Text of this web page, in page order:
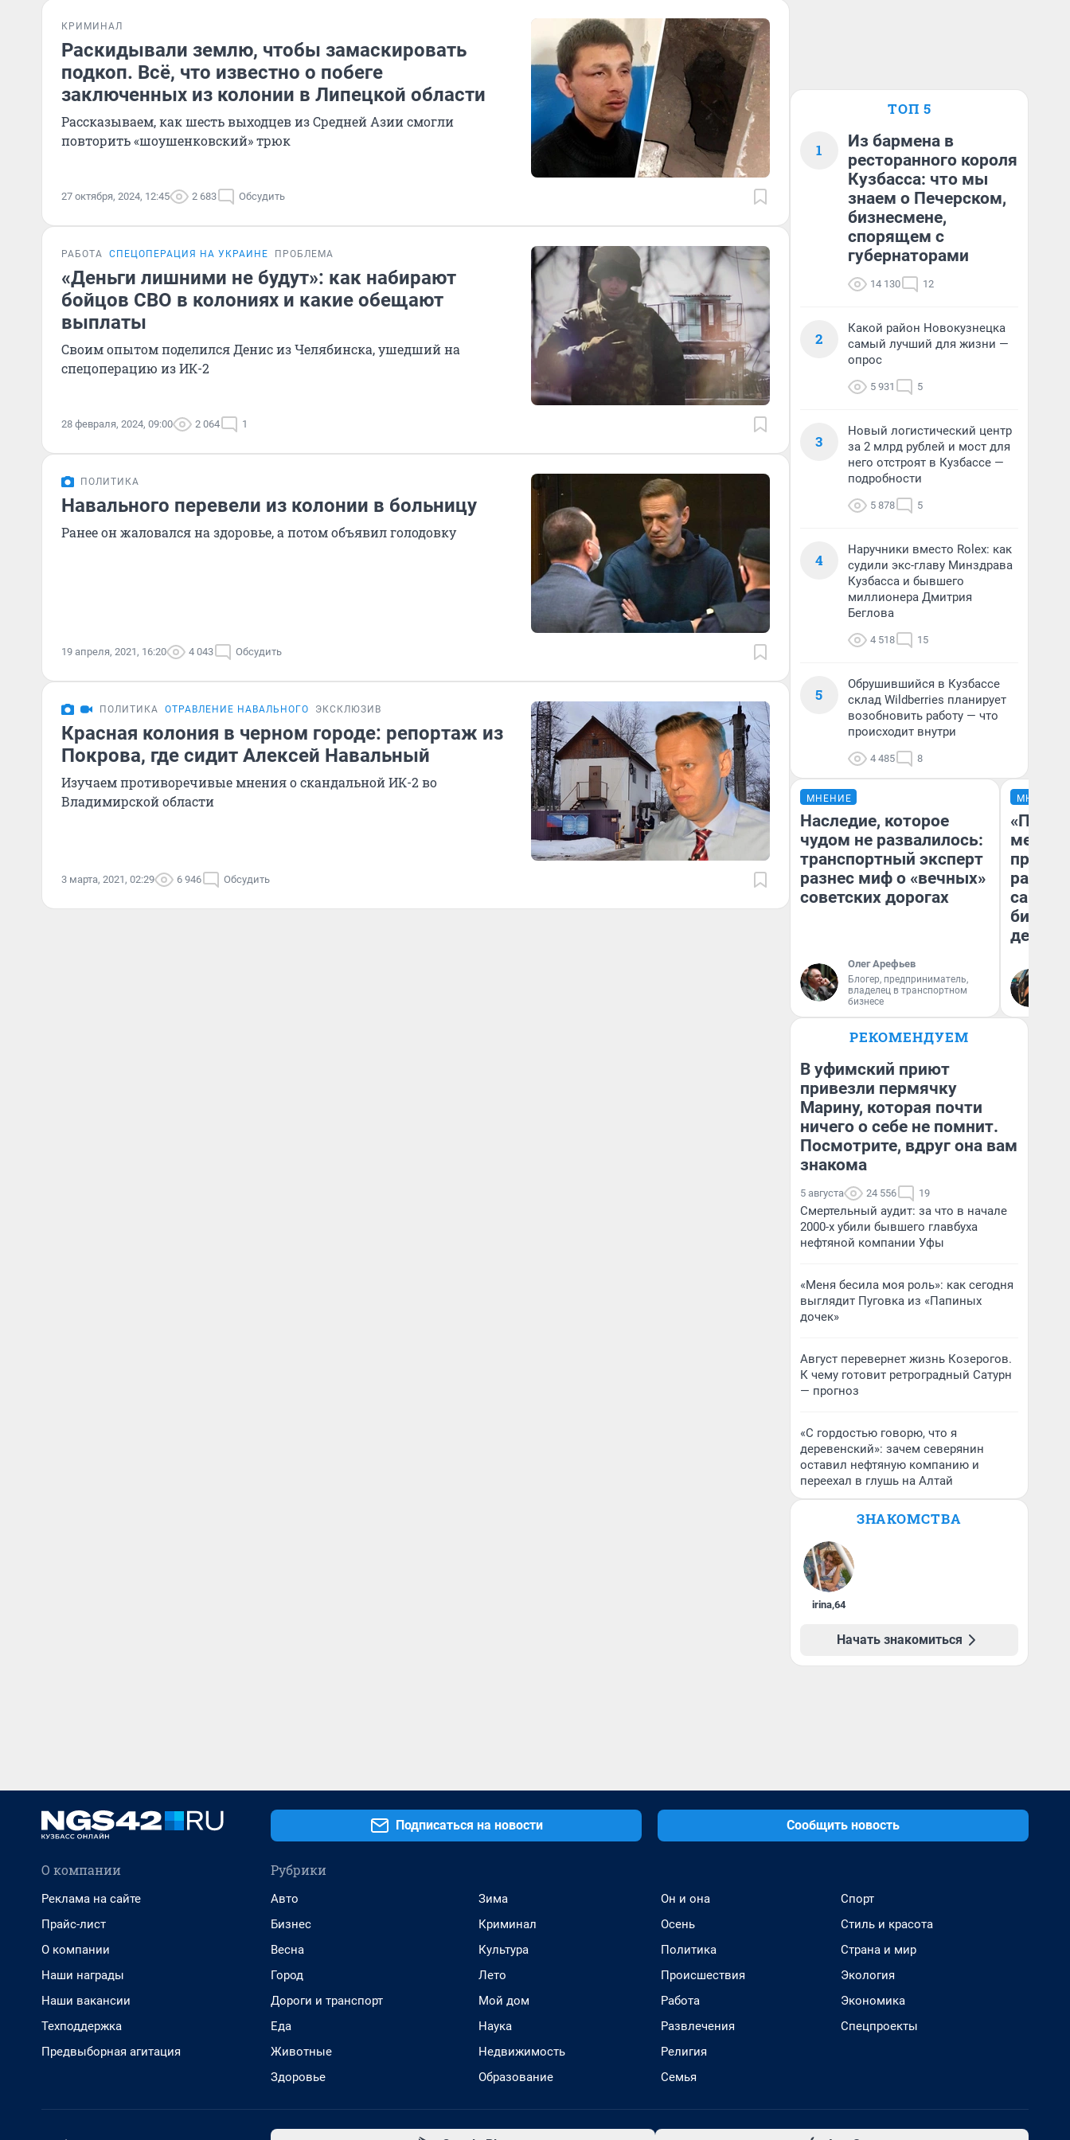
КРИМИНАЛ
Раскидывали землю, чтобы замаскировать
подкоп. Всё, что известно о побеге
заключенных из колонии в Липецкой области
Рассказываем, как шесть выходцев из Средней Азии смогли
повторить «шоушенковский» трюк
27 октября, 2024, 12:45 2 683 Обсудить
РАБОТА СПЕЦОПЕРАЦИЯ НА УКРАИНЕ ПРОБЛЕМА
«Деньги лишними не будут»: как набирают
бойцов СВО в колониях и какие обещают
выплаты
Своим опытом поделился Денис из Челябинска, ушедший на
спецоперацию из ИК-2
28 февраля, 2024, 09:00 2 064 1
ПОЛИТИКА
Навального перевели из колонии в больницу
Ранее он жаловался на здоровье, а потом объявил голодовку
19 апреля, 2021, 16:20 4 043 Обсудить
ПОЛИТИКА ОТРАВЛЕНИЕ НАВАЛЬНОГО ЭКСКЛЮЗИВ
Красная колония в черном городе: репортаж из
Покрова, где сидит Алексей Навальный
Изучаем противоречивые мнения о скандальной ИК-2 во
Владимирской области
3 марта, 2021, 02:29 6 946 Обсудить
ТОП 5
1
Из бармена в
ресторанного короля
Кузбасса: что мы
знаем о Печерском,
бизнесмене,
спорящем с
губернаторами
14 130 12
2
Какой район Новокузнецка
самый лучший для жизни —
опрос
5 931 5
3
Новый логистический центр
за 2 млрд рублей и мост для
него отстроят в Кузбассе —
подробности
5 878 5
4
Наручники вместо Rolex: как
судили экс-главу Минздрава
Кузбасса и бывшего
миллионера Дмитрия
Беглова
4 518 15
5
Обрушившийся в Кузбассе
склад Wildberries планирует
возобновить работу — что
происходит внутри
4 485 8
МНЕНИЕ
Наследие, которое
чудом не развалилось:
транспортный эксперт
разнес миф о «вечных»
советских дорогах
Олег Арефьев
Блогер, предприниматель,
владелец в транспортном
бизнесе
МНЕНИЕ
самом
РЕКОМЕНДУЕМ
В уфимский приют
привезли пермячку
Марину, которая почти
ничего о себе не помнит.
Посмотрите, вдруг она вам
знакома
5 августа 24 556 19
Смертельный аудит: за что в начале
2000-х убили бывшего главбуха
нефтяной компании Уфы
«Меня бесила моя роль»: как сегодня
выглядит Пуговка из «Папиных
дочек»
Август перевернет жизнь Козерогов.
К чему готовит ретроградный Сатурн
— прогноз
«С гордостью говорю, что я
деревенский»: зачем северянин
оставил нефтяную компанию и
переехал в глушь на Алтай
ЗНАКОМСТВА
irina,64
Начать знакомиться
Подписаться на новости Сообщить новость
О компании
Реклама на сайте
Прайс-лист
О компании
Наши награды
Наши вакансии
Техподдержка
Предвыборная агитация
Рубрики
Авто
Бизнес
Весна
Город
Дороги и транспорт
Еда
Животные
Здоровье
Зима
Криминал
Культура
Лето
Мой дом
Наука
Недвижимость
Образование
Он и она
Осень
Политика
Происшествия
Работа
Развлечения
Религия
Семья
Спорт
Стиль и красота
Страна и мир
Экология
Экономика
Спецпроекты